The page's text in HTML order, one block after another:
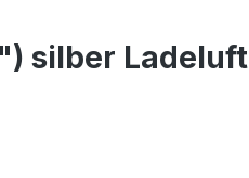
silber Ladeluft